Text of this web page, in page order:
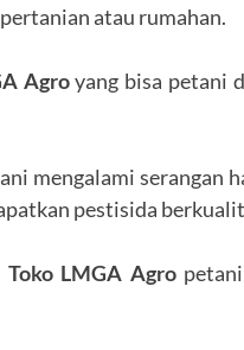
atau rumahan.
Agroyang bisa petani
mengalami serangan
pestisida
Toko LMGA Agropetani